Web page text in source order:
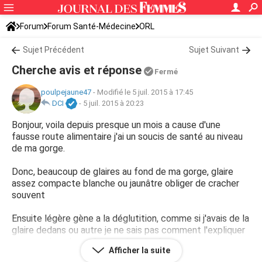
Forum Forum Santé-Médecine ORL
Sujet Précédent Sujet Suivant
Cherche avis et réponse Fermé
poulpejaune47 - Modifié le 5 juil. 2015 à 17:45
DCI
- 5 juil. 2015 à 20:23
Bonjour, voila depuis presque un mois a cause d'une
fausse route alimentaire j'ai un soucis de santé au niveau
de ma gorge.
Donc, beaucoup de glaires au fond de ma gorge, glaire
assez compacte blanche ou jaunâtre obliger de cracher
souvent
Ensuite légère gène a la déglutition, comme si j'avais de la
glaire dedans ou autre je ne sais pas comment l'expliquer
comme si quelque chose soit coincé.
Afficher la suite